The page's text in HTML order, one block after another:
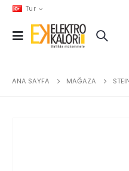
Tur
AKARYAKIT
ANA SAYFA MAĞAZA